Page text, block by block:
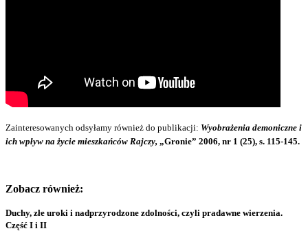
Zainteresowanych odsyłamy również do publikacji: Wyobrażenia demoniczne i
ich wpływ na życie mieszkańców Rajczy, „Gronie” 2006, nr 1 (25), s. 115-145.
Zobacz również:
Duchy, złe uroki i nadprzyrodzone zdolności, czyli pradawne wierzenia.
Część I i II